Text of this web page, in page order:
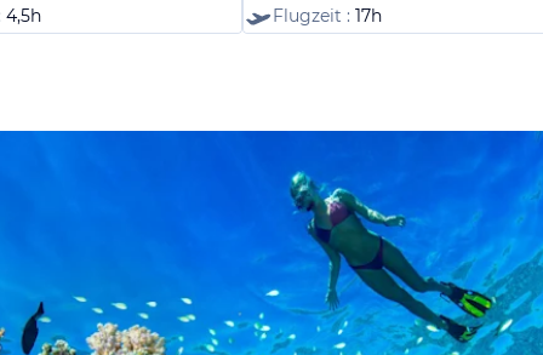
4,5h
Flugzeit : 17h